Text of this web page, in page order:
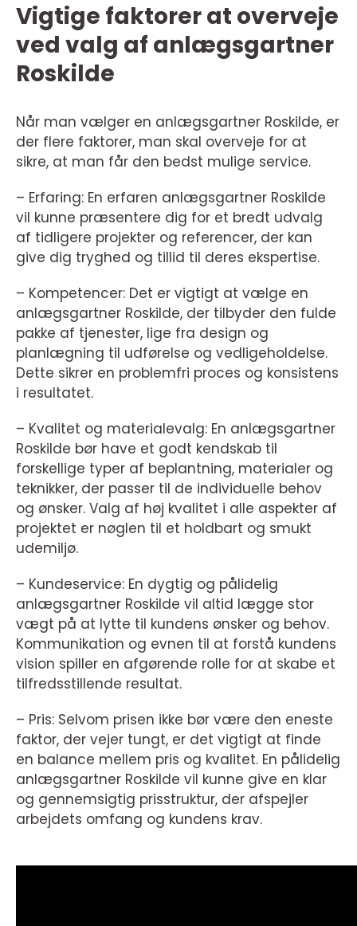
Vigtige faktorer at overveje
ved valg af anlægsgartner
Roskilde
Når man vælger en anlægsgartner Roskilde, er
der flere faktorer, man skal overveje for at
sikre, at man får den bedst mulige service.
– Erfaring: En erfaren anlægsgartner Roskilde
vil kunne præsentere dig for et bredt udvalg
af tidligere projekter og referencer, der kan
give dig tryghed og tillid til deres ekspertise.
– Kompetencer: Det er vigtigt at vælge en
anlægsgartner Roskilde, der tilbyder den fulde
pakke af tjenester, lige fra design og
planlægning til udførelse og vedligeholdelse.
Dette sikrer en problemfri proces og konsistens
i resultatet.
– Kvalitet og materialevalg: En anlægsgartner
Roskilde bør have et godt kendskab til
forskellige typer af beplantning, materialer og
teknikker, der passer til de individuelle behov
og ønsker. Valg af høj kvalitet i alle aspekter af
projektet er nøglen til et holdbart og smukt
udemiljø.
– Kundeservice: En dygtig og pålidelig
anlægsgartner Roskilde vil altid lægge stor
vægt på at lytte til kundens ønsker og behov.
Kommunikation og evnen til at forstå kundens
vision spiller en afgørende rolle for at skabe et
tilfredsstillende resultat.
– Pris: Selvom prisen ikke bør være den eneste
faktor, der vejer tungt, er det vigtigt at finde
en balance mellem pris og kvalitet. En pålidelig
anlægsgartner Roskilde vil kunne give en klar
og gennemsigtig prisstruktur, der afspejler
arbejdets omfang og kundens krav.